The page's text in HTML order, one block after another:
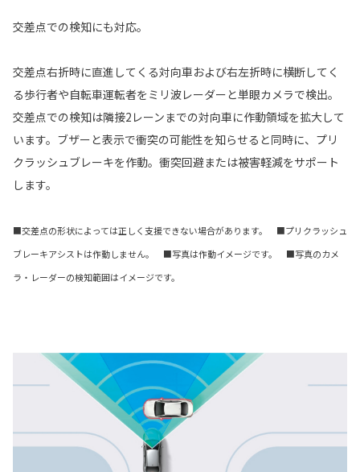
交差点での検知にも対応。
交差点右折時に直進してくる対向車および右左折時に横断してく
る歩行者や自転車運転者をミリ波レーダーと単眼カメラで検出。
交差点での検知は隣接2レーンまでの対向車に作動領域を拡大して
います。ブザーと表示で衝突の可能性を知らせると同時に、プリ
クラッシュブレーキを作動。衝突回避または被害軽減をサポート
します。
■交差点の形状によっては正しく支援できない場合があります。 ■プリクラッシュ
ブレーキアシストは作動しません。 ■写真は作動イメージです。 ■写真のカメ
ラ・レーダーの検知範囲はイメージです。